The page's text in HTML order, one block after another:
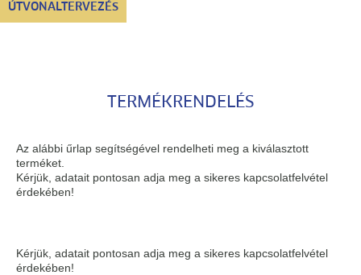
ÚTVONALTERVEZÉS
TERMÉKRENDELÉS
Az alábbi űrlap segítségével rendelheti meg a kiválasztott
terméket.
Kérjük, adatait pontosan adja meg a sikeres kapcsolatfelvétel
érdekében!
Kérjük, adatait pontosan adja meg a sikeres kapcsolatfelvétel
érdekében!